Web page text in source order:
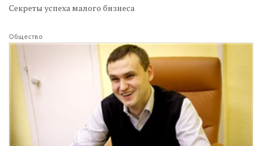
Секреты успеха малого бизнеса
Общество